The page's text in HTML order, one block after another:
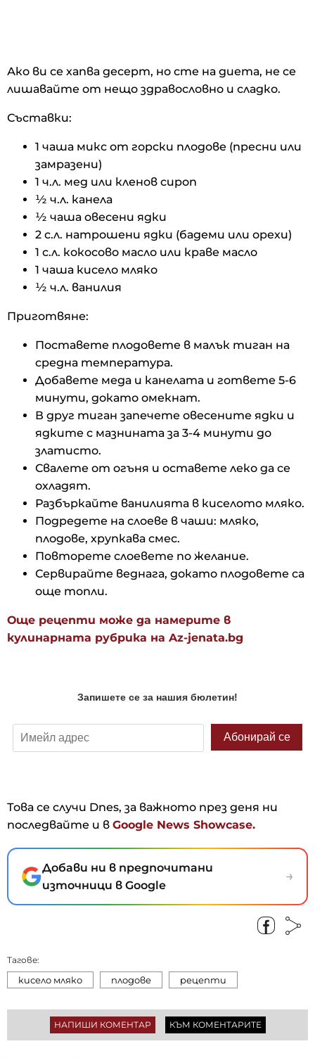
Ако ви се хапва десерт, но сте на диета, не се
лишавайте от нещо здравословно и сладко.
Съставки:
1 чаша микс от горски плодове (пресни или
замразени)
1 ч.л. мед или кленов сироп
½ ч.л. канела
½ чаша овесени ядки
2 с.л. натрошени ядки (бадеми или орехи)
1 с.л. кокосово масло или краве масло
1 чаша кисело мляко
½ ч.л. ванилия
Приготвяне:
Поставете плодовете в малък тиган на
средна температура.
Добавете меда и канелата и гответе 5-6
минути, докато омекнат.
В друг тиган запечете овесените ядки и
ядките с мазнината за 3-4 минути до
златисто.
Свалете от огъня и оставете леко да се
охладят.
Разбъркайте ванилията в киселото мляко.
Подредете на слоеве в чаши: мляко,
плодове, хрупкава смес.
Повторете слоевете по желание.
Сервирайте веднага, докато плодовете са
още топли.
Още рецепти може да намерите в
кулинарната рубрика на Az-jenata.bg
Това се случи Dnes, за важното през деня ни
последвайте и в Google News Showcase.
Добави ни в предпочитани
източници в Google
→
Тагове:
кисело мляко плодове рецепти
НАПИШИ КОМЕНТАР КЪМ КОМЕНТАРИТЕ